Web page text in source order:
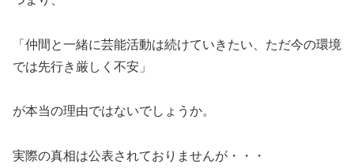
「仲間と一緒に芸能活動は続けていきたい、ただ今の環境
では先行き厳しく不安」
が本当の理由ではないでしょうか。
実際の真相は公表されておりませんが・・・